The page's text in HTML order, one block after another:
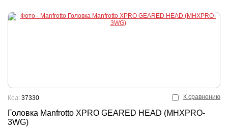
К сравнению
Головка Manfrotto XPRO GEARED HEAD (MHXPRO-
3WG)
Код: 37330